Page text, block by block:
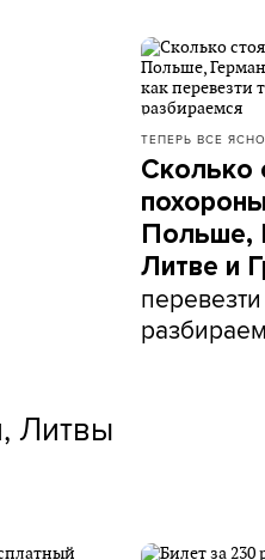
Литвы
ТЕПЕРЬ ВСЕ ЯСНО
Сколько
Польше,
Литве и